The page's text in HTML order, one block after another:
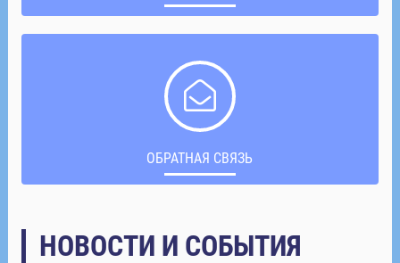
ОБРАТНАЯ СВЯЗЬ
НОВОСТИ И СОБЫТИЯ